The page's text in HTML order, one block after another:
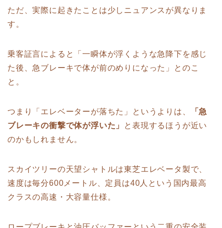
ただ、実際に起きたことは少しニュアンスが異なりま
す。
乗客証言によると「一瞬体が浮くような急降下を感じ
た後、急ブレーキで体が前のめりになった」とのこ
と。
つまり「エレベーターが落ちた」というよりは、
「急
ブレーキの衝撃で体が浮いた」
と表現するほうが近い
のかもしれません。
スカイツリーの天望シャトルは東芝エレベータ製で、
速度は毎分600メートル、定員は40人という国内最高
クラスの高速・大容量仕様。